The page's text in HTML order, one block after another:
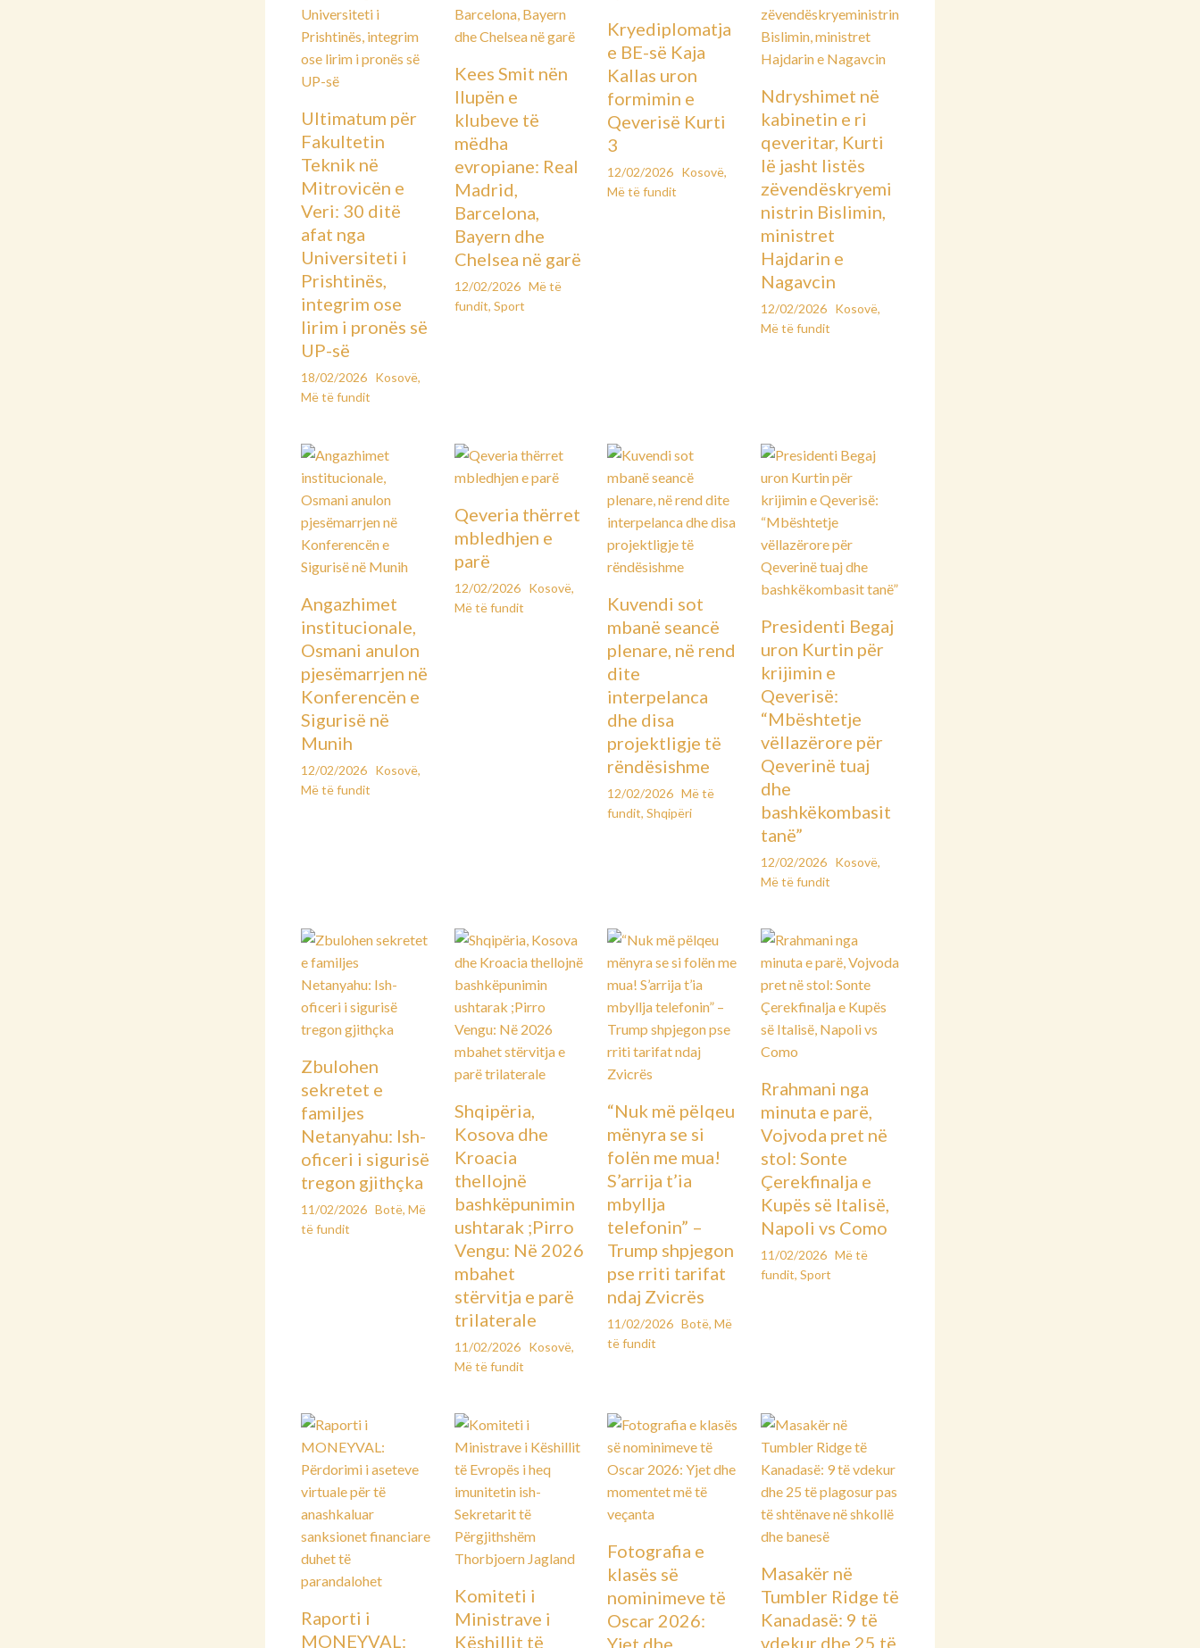
Ultimatum për
Fakultetin
Teknik në
Mitrovicën e
Veri: 30 ditë
afat nga
Universiteti i
Prishtinës,
integrim ose
lirim i pronës së
UP-së
18/02/2026 Kosovë,
Më të fundit
Kees Smit nën
llupën e
klubeve të
mëdha
evropiane: Real
Madrid,
Barcelona,
Bayern dhe
Chelsea në garë
12/02/2026 Më të
fundit, Sport
Kryediplomatja
e BE-së Kaja
Kallas uron
formimin e
Qeverisë Kurti
3
12/02/2026 Kosovë,
Më të fundit
Ndryshimet në
kabinetin e ri
qeveritar, Kurti
lë jasht listës
zëvendëskryemi
nistrin Bislimin,
ministret
Hajdarin e
Nagavcin
12/02/2026 Kosovë,
Më të fundit
Angazhimet
institucionale,
Osmani anulon
pjesëmarrjen në
Konferencën e
Sigurisë në
Munih
12/02/2026 Kosovë,
Më të fundit
Qeveria thërret
mbledhjen e
parë
12/02/2026 Kosovë,
Më të fundit
Kuvendi sot
mbanë seancë
plenare, në rend
dite
interpelanca
dhe disa
projektligje të
rëndësishme
12/02/2026 Më të
fundit,Shqipëri
Presidenti Begaj
uron Kurtin për
krijimin e
Qeverisë:
“Mbështetje
vëllazërore për
Qeverinë tuaj
dhe
bashkëkombasit
tanë”
12/02/2026 Kosovë,
Më të fundit
Zbulohen
sekretet e
familjes
Netanyahu: Ish-
oficeri i sigurisë
tregon gjithçka
11/02/2026 Botë, Më
të fundit
Shqipëria,
Kosova dhe
Kroacia
thellojnë
bashkëpunimin
ushtarak ;Pirro
Vengu: Në 2026
mbahet
stërvitja e parë
trilaterale
11/02/2026 Kosovë,
Më të fundit
“Nuk më pëlqeu
mënyra se si
folën me mua!
S’arrija t’ia
mbyllja
telefonin” –
Trump shpjegon
pse rriti tarifat
ndaj Zvicrës
11/02/2026 Botë,Më
të fundit
Rrahmani nga
minuta e parë,
Vojvoda pret në
stol: Sonte
Çerekfinalja e
Kupës së Italisë,
Napoli vs Como
11/02/2026 Më të
fundit, Sport
Raporti i
MONEYVAL:
Komiteti i
Ministrave i
Këshillit të
Fotografia e
klasës së
nominimeve të
Oscar 2026:
Yjet dhe
Masakër në
Tumbler Ridge të
Kanadasë: 9 të
vdekur dhe 25 të